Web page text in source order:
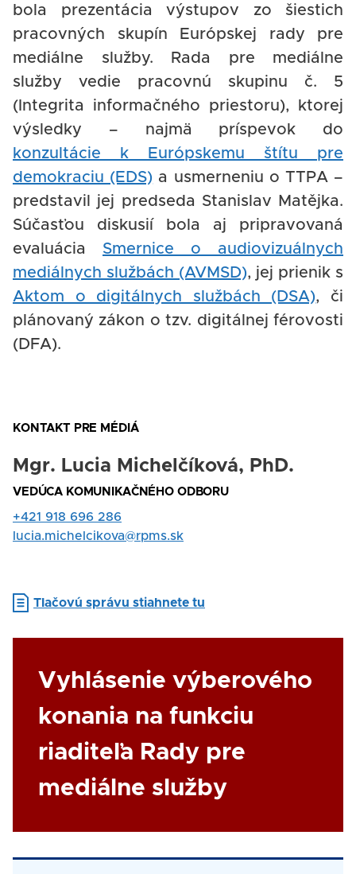
bola prezentácia výstupov zo šiestich
pracovných skupín Európskej rady pre
mediálne služby. Rada pre mediálne
služby vedie pracovnú skupinu č. 5
(Integrita informačného priestoru), ktorej
výsledky – najmä príspevok do
konzultácie k Európskemu štítu pre
demokraciu (EDS) a usmerneniu o TTPA –
predstavil jej predseda Stanislav Matějka.
Súčasťou diskusií bola aj pripravovaná
evaluácia Smernice o audiovizuálnych
mediálnych službách (AVMSD), jej prienik s
Aktom o digitálnych službách (DSA), či
plánovaný zákon o tzv. digitálnej férovosti
(DFA).
KONTAKT PRE MÉDIÁ
Nadpis
Mgr. Lucia Michelčíková, PhD.
Rola
VEDÚCA KOMUNIKAČNÉHO ODBORU
Tel.
kontakt
+421 918 696 286
E-
lucia.michelcikova@rpms.sk
Document
Tlačovú správu stiahnete tu
Link
Vyhlásenie výberového
konania na funkciu
riaditeľa Rady pre
mediálne služby